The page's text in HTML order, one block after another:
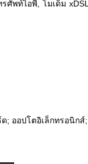
ศัพท์ไอพี, โมเด็ม xDSL,
ออปโตอิเล็กทรอนิกส์